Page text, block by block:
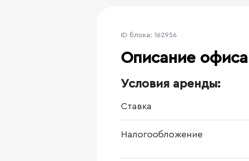
ID блока: 162956
Описание офиса
Условия аренды:
Ставка
Налогообложение